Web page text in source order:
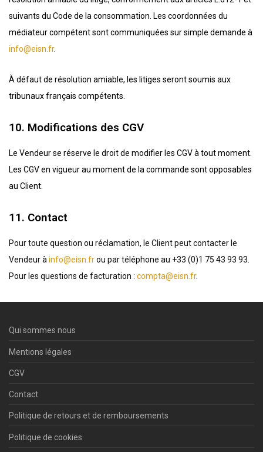
suivants du Code de la consommation. Les coordonnées du
médiateur compétent sont communiquées sur simple demande à
info@eisn.fr.
À défaut de résolution amiable, les litiges seront soumis aux
tribunaux français compétents.
10. Modifications des CGV
Le Vendeur se réserve le droit de modifier les CGV à tout moment.
Les CGV en vigueur au moment de la commande sont opposables
au Client.
11. Contact
Pour toute question ou réclamation, le Client peut contacter le
Vendeur à info@eisn.frou par téléphone au +33 (0)1 75 43 93 93.
Pour les questions de facturation : compta@eisn.fr.
Qui sommes nous
Mentions légales
CGV
Contact
Politique de retours et de remboursements
Politique de cookies